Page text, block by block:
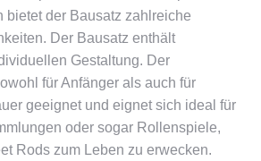
bietet der Bausatz zahlreiche
Der Bausatz enthält
Gestaltung. Der
für Anfänger als auch für
geeignet und eignet sich ideal für
oder sogar Rollenspiele,
Rods zum Leben zu erwecken​​.